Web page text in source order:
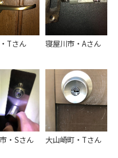
Tさん 寝屋川市・Aさん
・Sさん 大山崎町・Tさん